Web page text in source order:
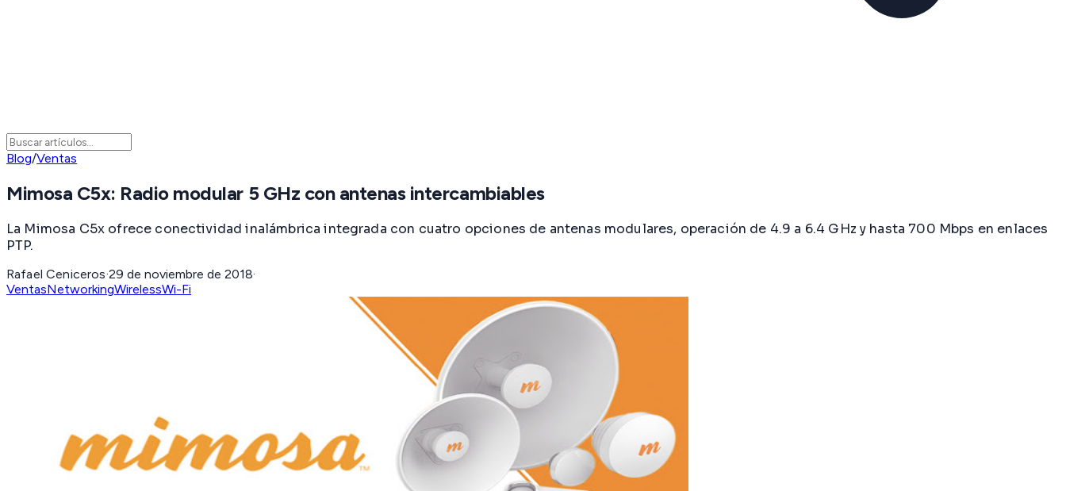
Blog/Ventas
Mimosa C5x: Radio modular 5 GHz con antenas intercambiables
La Mimosa C5x ofrece conectividad inalámbrica integrada con cuatro opciones de antenas modulares, operación de 4.9 a 6.4 GHz y hasta 700 Mbps en enlaces
PTP.
Rafael Ceniceros·29 de noviembre de 2018·
VentasNetworkingWirelessWi-Fi